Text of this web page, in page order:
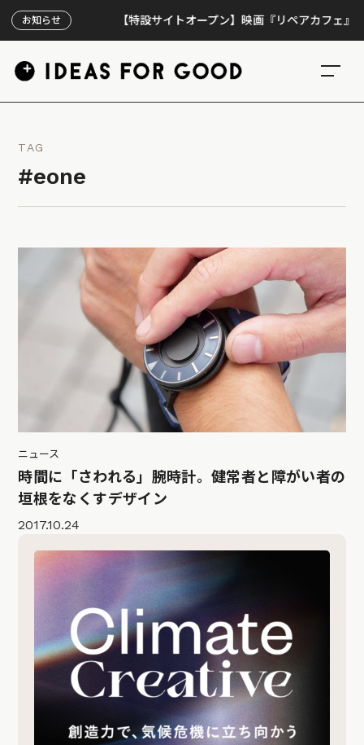
お知らせ 【特設サイトオープン】映画『リペアカフェ』、上映
TAG
#eone
ニュース
時間に「さわれる」腕時計。健常者と障がい者の
垣根をなくすデザイン
2017.10.24